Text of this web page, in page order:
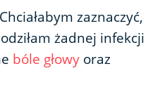
zaznaczyć,
żadnej infekcji
bóle głowy oraz